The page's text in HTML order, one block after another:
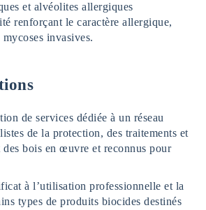
et alvéolites allergiques
renforçant le caractère allergique,
invasives.
de services dédiée à un réseau
de la protection, des traitements et
des bois en œuvre et reconnus pour
à l’utilisation professionnelle et la
types de produits biocides destinés